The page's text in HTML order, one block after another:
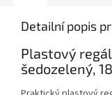
Detailní popis
Plastový
šedozelený,